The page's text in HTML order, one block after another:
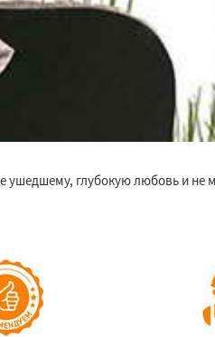
ушедшему, глубокую любовь и не